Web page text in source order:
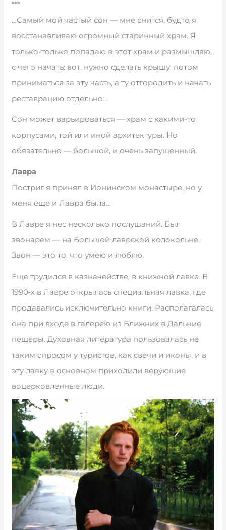
***
…Самый мой частый сон — мне снится, будто я
восстанавливаю огромный старинный храм. Я
только-только попадаю в этот храм и размышляю,
с чего начать: вот, нужно сделать крышу, потом
приниматься за эту часть, а ту отгородить и начать
реставрацию отдельно…
Сон может варьироваться — храм с какими-то
корпусами, той или иной архитектуры. Но
обязательно — большой, и очень запущенный.
Лавра
Постриг я принял в Ионинском монастыре, но у
меня еще и Лавра была…
В Лавре я нес несколько послушаний. Был
звонарем — на Большой лаврской колокольне.
Звон — это то, что умею и люблю.
Еще трудился в казначействе, в книжной лавке. В
1990‑х в Лавре открылась специальная лавка, где
продавались исключительно книги. Располагалась
она при входе в галерею из Ближних в Дальние
пещеры. Духовная литература пользовалась не
таким спросом у туристов, как свечи и иконы, и в
эту лавку в основном приходили верующие
воцерковленные люди.